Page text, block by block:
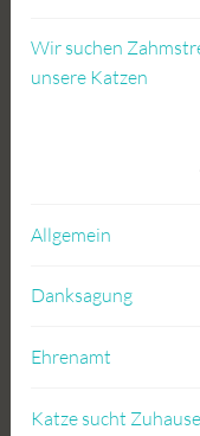
Wir suchen
unsere Katzen
Allgemein
Danksagung
Ehrenamt
Katze sucht Zuhause